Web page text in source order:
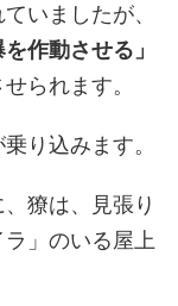
いましたが、
作動させる」
られます。
り込みます。
獠は、見張り
」のいる屋上